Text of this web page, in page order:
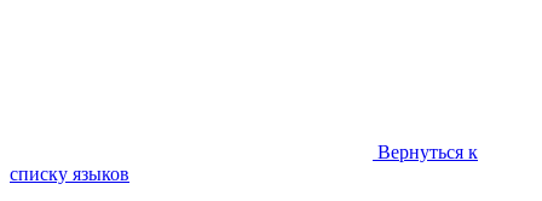
Вернуться к
списку языков